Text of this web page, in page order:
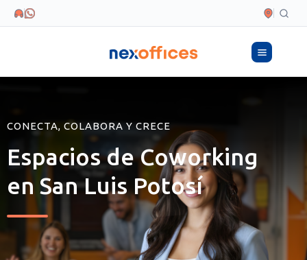
CONECTA, COLABORA Y CRECE
Espacios de Coworking
en San Luis Potosí